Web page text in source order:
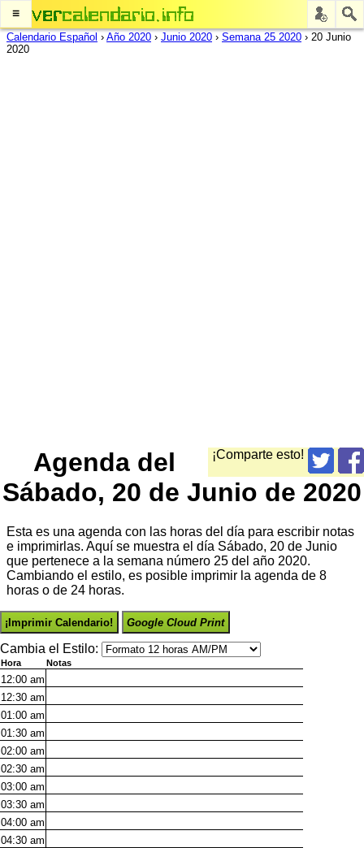
≡
Calendario Español › Año 2020 › Junio 2020 › Semana 25 2020 › 20 Junio
2020
¡Comparte esto!
Agenda del
Sábado, 20 de Junio de 2020
Esta es una agenda con las horas del día para escribir notas
e imprimirlas. Aquí se muestra el día Sábado, 20 de Junio
que pertenece a la semana número 25 del año 2020.
Cambiando el estilo, es posible imprimir la agenda de 8
horas o de 24 horas.
¡Imprimir Calendario! Google Cloud Print
Cambia el Estilo:
Hora Notas
12:00 am
12:30 am
01:00 am
01:30 am
02:00 am
02:30 am
03:00 am
03:30 am
04:00 am
04:30 am